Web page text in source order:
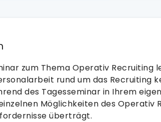
zum Thema Operativ Recruiting
rund um das Recruiting
des Tagesseminar in Ihrem
Möglichkeiten des Operativ
überträgt.